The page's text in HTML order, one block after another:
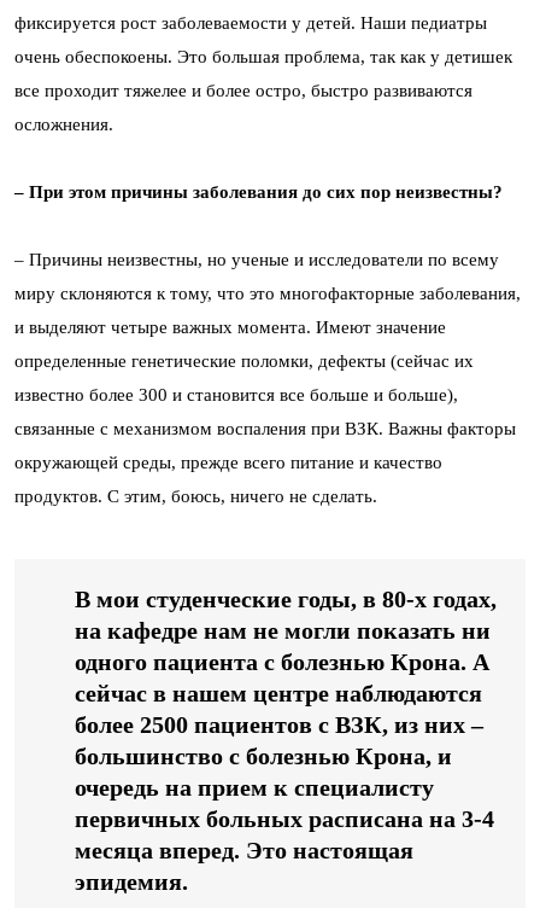
фиксируется рост заболеваемости у детей. Наши педиатры
очень обеспокоены. Это большая проблема, так как у детишек
все проходит тяжелее и более остро, быстро развиваются
осложнения.
– При этом причины заболевания до сих пор неизвестны?
– Причины неизвестны, но ученые и исследователи по всему
миру склоняются к тому, что это многофакторные заболевания,
и выделяют четыре важных момента. Имеют значение
определенные генетические поломки, дефекты (сейчас их
известно более 300 и становится все больше и больше),
связанные с механизмом воспаления при ВЗК. Важны факторы
окружающей среды, прежде всего питание и качество
продуктов. С этим, боюсь, ничего не сделать.
В мои студенческие годы, в 80-х годах,
на кафедре нам не могли показать ни
одного пациента с болезнью Крона. А
сейчас в нашем центре наблюдаются
более 2500 пациентов с ВЗК, из них –
большинство с болезнью Крона, и
очередь на прием к специалисту
первичных больных расписана на 3-4
месяца вперед. Это настоящая
эпидемия.